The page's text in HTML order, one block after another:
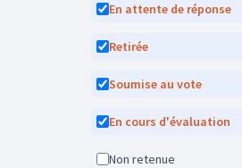
En attente de réponse
Retirée
Soumise au vote
En cours d'évaluation
Non retenue